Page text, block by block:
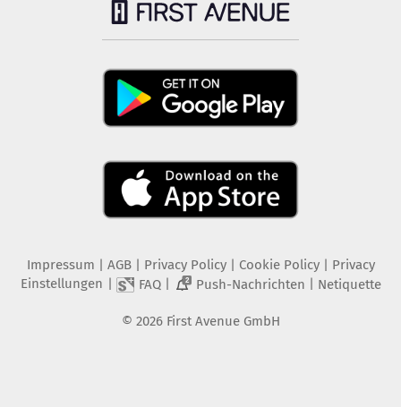
Impressum AGB Privacy Policy| Cookie Policy| Privacy
Einstellungen
FAQ| 2 Push-Nachrichten Netiquette
© 2026 First Avenue GmbH